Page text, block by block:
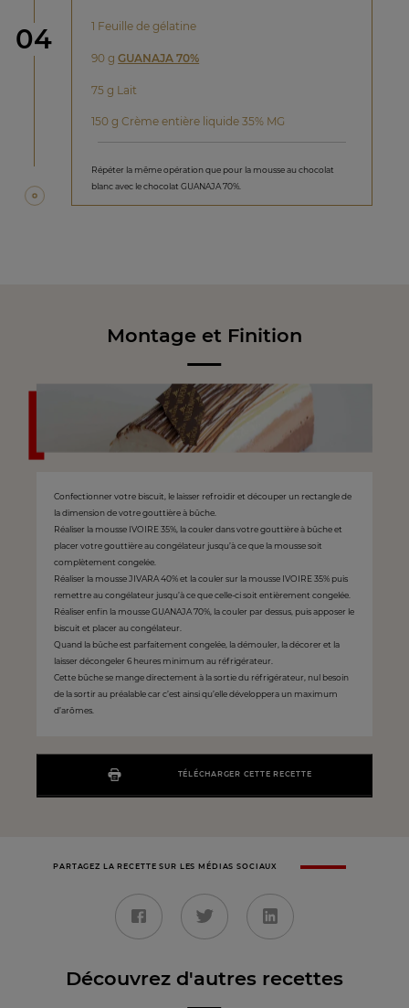
étape
04 1 Feuille de gélatine
90 gGUANAJA 70%
75 g Lait
150 g Crème entière liquide 35% MG
Répéter la même opération que pour la mousse au chocolat
blanc avec le chocolat GUANAJA 70%.
Montage et Finition
TÉLÉCHARGER CETTE RECETTE
Confectionner votre biscuit, le laisser refroidir et découper un rectangle de
la dimension de votre gouttière à bûche.
Réaliser la mousse IVOIRE 35%, la couler dans votre gouttière à bûche et
placer votre gouttière au congélateur jusqu’à ce que la mousse soit
complètement congelée.
Réaliser la mousse JIVARA 40% et la couler sur la mousse IVOIRE 35% puis
remettre au congélateur jusqu’à ce que celle-ci soit entièrement congelée.
Réaliser enfin la mousse GUANAJA 70%, la couler par dessus, puis apposer le
biscuit et placer au congélateur.
Quand la bûche est parfaitement congelée, la démouler, la décorer et la
laisser décongeler 6 heures minimum au réfrigérateur.
Cette bûche se mange directement à la sortie du réfrigérateur, nul besoin
de la sortir au préalable car c’est ainsi qu’elle développera un maximum
d’arômes.
PARTAGEZ LA RECETTE SUR LES MÉDIAS SOCIAUX
Découvrez d'autres recettes